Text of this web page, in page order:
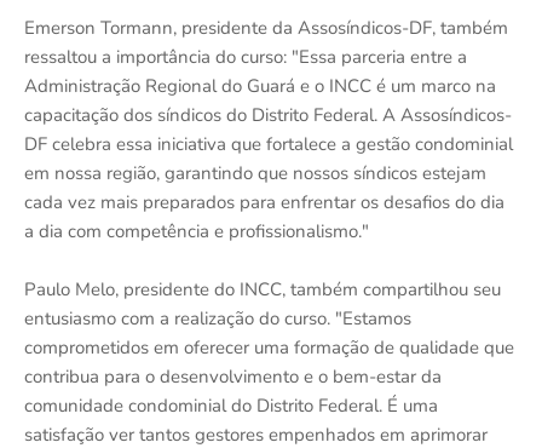
Emerson Tormann, presidente da Assosíndicos-DF, também
ressaltou a importância do curso: "Essa parceria entre a
Administração Regional do Guará e o INCC é um marco na
capacitação dos síndicos do Distrito Federal. A Assosíndicos-
DF celebra essa iniciativa que fortalece a gestão condominial
em nossa região, garantindo que nossos síndicos estejam
cada vez mais preparados para enfrentar os desafios do dia
a dia com competência e profissionalismo."
Paulo Melo, presidente do INCC, também compartilhou seu
entusiasmo com a realização do curso. "Estamos
comprometidos em oferecer uma formação de qualidade que
contribua para o desenvolvimento e o bem-estar da
comunidade condominial do Distrito Federal. É uma
satisfação ver tantos gestores empenhados em aprimorar